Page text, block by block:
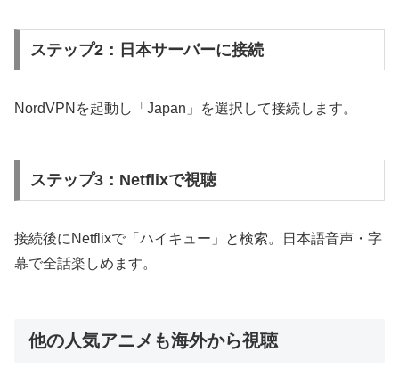
ステップ2：日本サーバーに接続
NordVPNを起動し「Japan」を選択して接続します。
ステップ3：Netflixで視聴
接続後にNetflixで「ハイキュー」と検索。日本語音声・字
幕で全話楽しめます。
他の人気アニメも海外から視聴